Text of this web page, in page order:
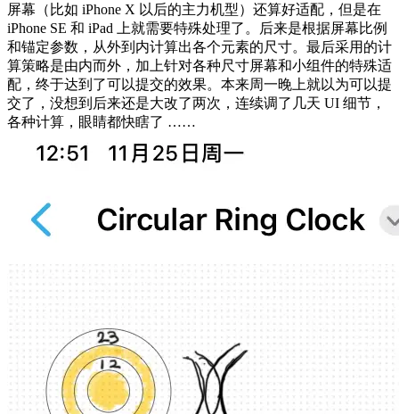
屏幕（比如 iPhone X 以后的主力机型）还算好适配，但是在
iPhone SE 和 iPad 上就需要特殊处理了。后来是根据屏幕比例
和锚定参数，从外到内计算出各个元素的尺寸。最后采用的计
算策略是由内而外，加上针对各种尺寸屏幕和小组件的特殊适
配，终于达到了可以提交的效果。本来周一晚上就以为可以提
交了，没想到后来还是大改了两次，连续调了几天 UI 细节，
各种计算，眼睛都快瞎了 ……